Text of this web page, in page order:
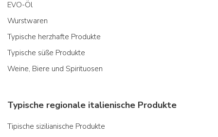
EVO-Öl
Wurstwaren
Typische herzhafte Produkte
Typische süße Produkte
Weine, Biere und Spirituosen
Typische regionale italienische Produkte
Tipische sizilianische Produkte